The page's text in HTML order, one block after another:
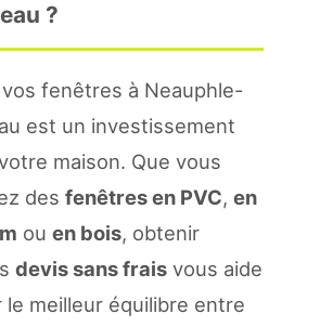
?
fenêtres à Neauphle-
est un investissement
maison. Que vous
des fenêtres en PVC, en
ou en bois, obtenir
devis sans frais vous aide
le meilleur équilibre entre